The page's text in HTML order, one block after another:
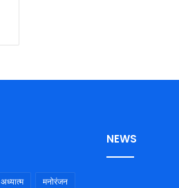
अध्यात्म मनोरंजन
NEWS